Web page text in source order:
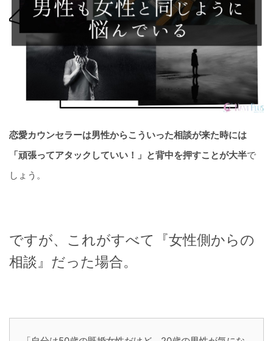
恋愛カウンセラーは男性からこういった相談が来た時には
「頑張ってアタックしていい！」と背中を押すことが大半で
しょう。
ですが、これがすべて『女性側からの
相談』だった場合。